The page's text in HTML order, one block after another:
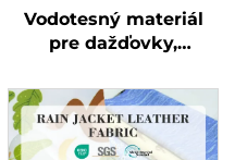
Vodotesný materiál
pre dažďovky,
koža